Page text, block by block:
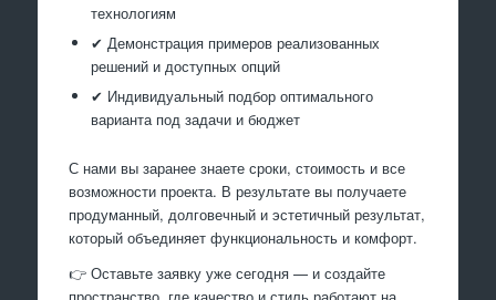
технологиям
✔ Демонстрация примеров реализованных
решений и доступных опций
✔ Индивидуальный подбор оптимального
варианта под задачи и бюджет
С нами вы заранее знаете сроки, стоимость и все
возможности проекта. В результате вы получаете
продуманный, долговечный и эстетичный результат,
который объединяет функциональность и комфорт.
👉 Оставьте заявку уже сегодня — и создайте